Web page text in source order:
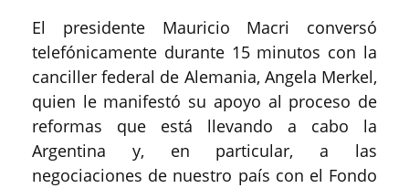
El presidente Mauricio Macri conversó
telefónicamente durante 15 minutos con la
canciller federal de Alemania, Angela Merkel,
quien le manifestó su apoyo al proceso de
reformas que está llevando a cabo la
Argentina y, en particular, a las
negociaciones de nuestro país con el Fondo